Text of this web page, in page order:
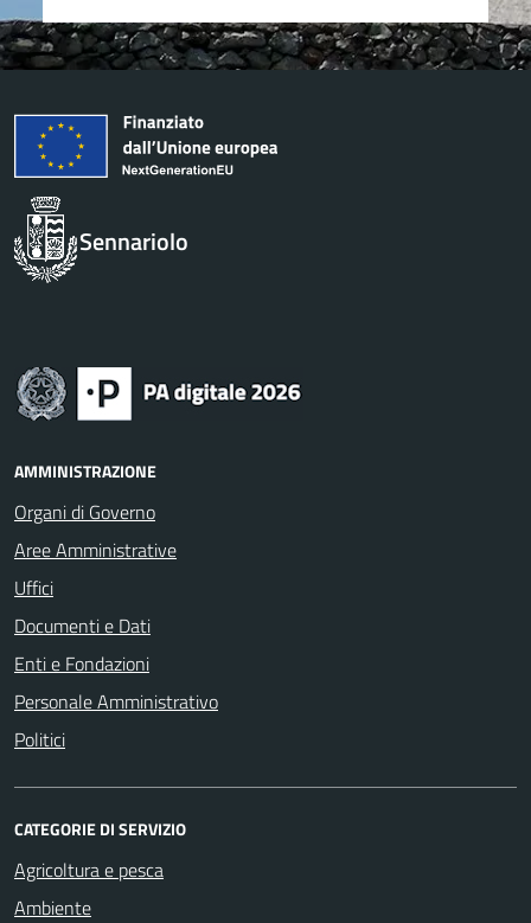
Sennariolo
AMMINISTRAZIONE
Organi di Governo
Aree Amministrative
Uffici
Documenti e Dati
Enti e Fondazioni
Personale Amministrativo
Politici
CATEGORIE DI SERVIZIO
Agricoltura e pesca
Ambiente